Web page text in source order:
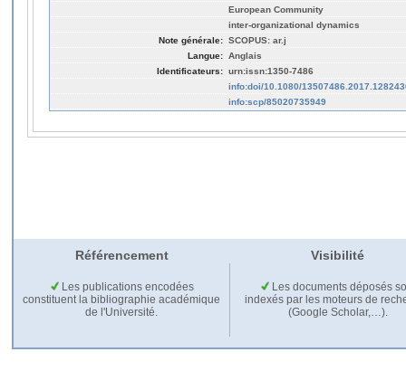
European Community
inter-organizational dynamics
Note générale: SCOPUS: ar.j
Langue: Anglais
Identificateurs: urn:issn:1350-7486
info:doi/10.1080/
info:scp/85020735949
Référencement Visibilité
Les publications encodées
constituent la bibliographie académique
de l'Université.
Les documents déposés
indexés par les moteurs de
(Google Scholar,…).